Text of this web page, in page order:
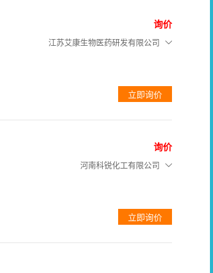
询价
江苏艾康生物医药研发有限公司
询价
河南科锐化工有限公司